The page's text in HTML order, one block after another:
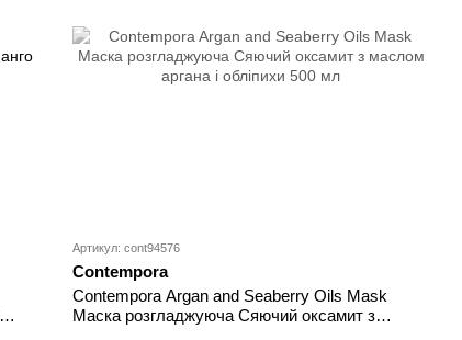
Артикул: cont94576
Contempora
Contempora Argan and Seaberry Oils Mask
Маска розгладжуюча Сяючий оксамит з